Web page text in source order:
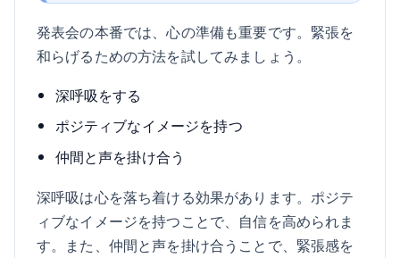
発表会の本番では、心の準備も重要です。緊張を
和らげるための方法を試してみましょう。
深呼吸をする
ポジティブなイメージを持つ
仲間と声を掛け合う
深呼吸は心を落ち着ける効果があります。ポジテ
ィブなイメージを持つことで、自信を高められま
す。また、仲間と声を掛け合うことで、緊張感を